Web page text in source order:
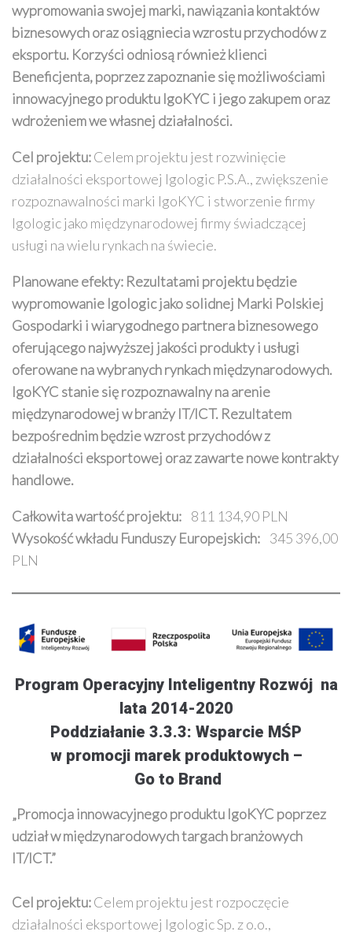
wypromowania swojej marki, nawiązania kontaktów
biznesowych oraz osiągniecia wzrostu przychodów z
eksportu. Korzyści odniosą również klienci
Beneficjenta, poprzez zapoznanie się możliwościami
innowacyjnego produktu IgoKYC i jego zakupem oraz
wdrożeniem we własnej działalności.
Cel projektu:Celem projektu jest rozwinięcie
działalności eksportowej Igologic P.S.A., zwiększenie
rozpoznawalności marki IgoKYC i stworzenie firmy
Igologic jako międzynarodowej firmy świadczącej
usługi na wielu rynkach na świecie.
Planowane efekty: Rezultatami projektu będzie
wypromowanie Igologic jako solidnej Marki Polskiej
Gospodarki i wiarygodnego partnera biznesowego
oferującego najwyższej jakości produkty i usługi
oferowane na wybranych rynkach międzynarodowych.
IgoKYC stanie się rozpoznawalny na arenie
międzynarodowej w branży IT/ICT. Rezultatem
bezpośrednim będzie wzrost przychodów z
działalności eksportowej oraz zawarte nowe kontrakty
handlowe.
Całkowita wartość projektu: 811 134,90 PLN
Wysokość wkładu Funduszy Europejskich: 345 396,00
PLN
Program Operacyjny Inteligentny Rozwój na
lata 2014-2020
Poddziałanie 3.3.3: Wsparcie MŚP
w promocji marek produktowych –
Go to Brand
„Promocja innowacyjnego produktu IgoKYC poprzez
udział w międzynarodowych targach branżowych
IT/ICT.”
Cel projektu:Celem projektu jest rozpoczęcie
działalności eksportowej Igologic Sp. z o.o.,